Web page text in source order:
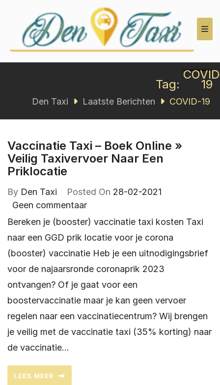
Den Taxi
Tag: 19
Den Taxi Laatste Berichten COVID-19
Vaccinatie Taxi – Boek Online »
Veilig Taxivervoer Naar Een
Priklocatie
By Den Taxi Posted On 28-02-2021
Geen commentaar
Bereken je (booster) vaccinatie taxi kosten Taxi
naar een GGD prik locatie voor je corona
(booster) vaccinatie Heb je een uitnodigingsbrief
voor de najaarsronde coronaprik 2023
ontvangen? Of je gaat voor een
boostervaccinatie maar je kan geen vervoer
regelen naar een vaccinatiecentrum? Wij brengen
je veilig met de vaccinatie taxi (35% korting) naar
de vaccinatie…
LEES MEER